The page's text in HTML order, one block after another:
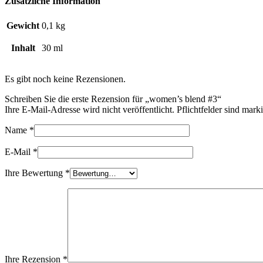
Gewicht 0,1 kg
Inhalt 30 ml
Es gibt noch keine Rezensionen.
Schreiben Sie die erste Rezension für „women’s blend #3“
Ihre E-Mail-Adresse wird nicht veröffentlicht. Pflichtfelder sind
Name *
E-Mail *
Ihre Bewertung *
Ihre Rezension *